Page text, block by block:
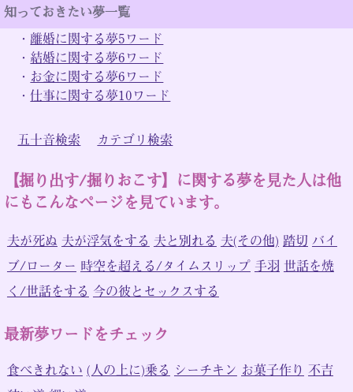
知っておきたい夢一覧
・ 離婚に関する夢5ワード
・ 結婚に関する夢6ワード
・ お金に関する夢6ワード
・仕事に関する夢10ワード
五十音検索 カテゴリ検索
【掘り出す/掘りおこす】に関する夢を見た人は他
にもこんなページを見ています。
夫が死ぬ 夫が浮気をする 夫と別れる 夫(その他) 踏切 バイ
ブ/ローター 時空を超える/タイムスリップ 手羽 世話を焼
く/世話をする 今の彼とセックスする
最新夢ワードをチェック
食べきれない (人の上に)乗る シーチキン お菓子作り 不吉